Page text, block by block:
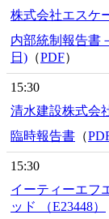
株式会社エスケ
内部統制報告書
日) （PDF）
15:30
清水建設株式会
臨時報告書 （
15:30
イーティーエフ
ッド （E23448）